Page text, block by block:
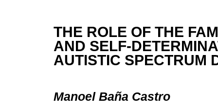
THE ROLE OF THE
AND SELF-
AUTISTIC SPECTRUM
Manoel Baña Castro